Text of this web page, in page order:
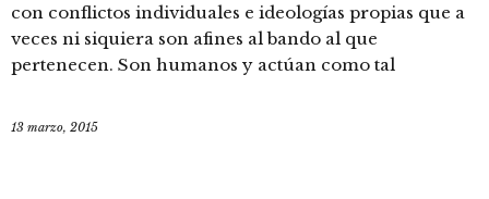
con conflictos individuales e ideologías propias que a
veces ni siquiera son afines al bando al que
pertenecen. Son humanos y actúan como tal
13 marzo, 2015